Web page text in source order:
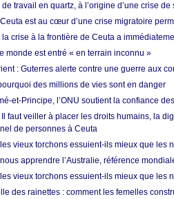
de travail en quartz, à l’origine d’une crise
est au cœur d’une crise migratoire
crise à la frontière de Ceuta a
monde est entré « en terrain inconnu »
: Guterres alerte contre une guerre aux
des millions de vies sont en danger
et-Principe, l’ONU soutient la confiance
Il faut veiller à placer les droits humains, la
de personnes à Ceuta
vieux torchons essuient-ils mieux que les
apprendre l’Australie, référence
vieux torchons essuient-ils mieux que les
des rainettes : comment les femelles